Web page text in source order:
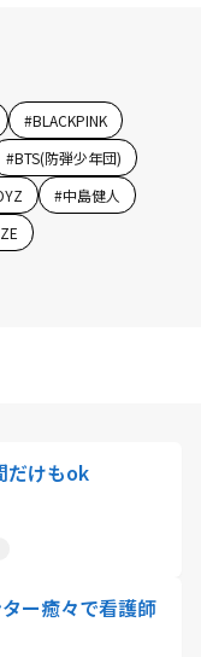
#BLACKPINK
#BTS(防弾少年団)
#中島健人
だけもok
ー癒々で看護師